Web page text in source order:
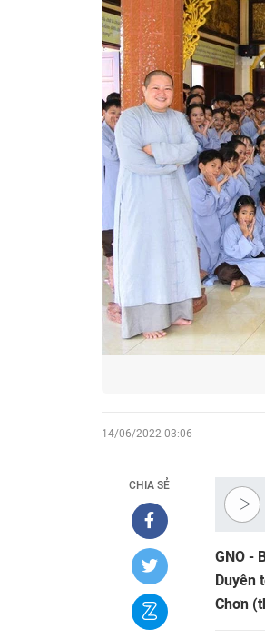
14/06/2022 03:06
CHIA SẺ
GNO -
Duyên
Chơn